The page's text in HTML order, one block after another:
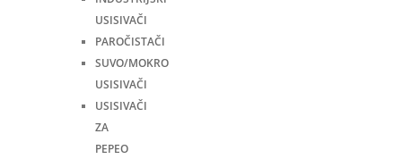
USISIVAČI
PAROČISTAČI
SUVO/MOKRO
USISIVAČI
USISIVAČI
ZA
PEPEO